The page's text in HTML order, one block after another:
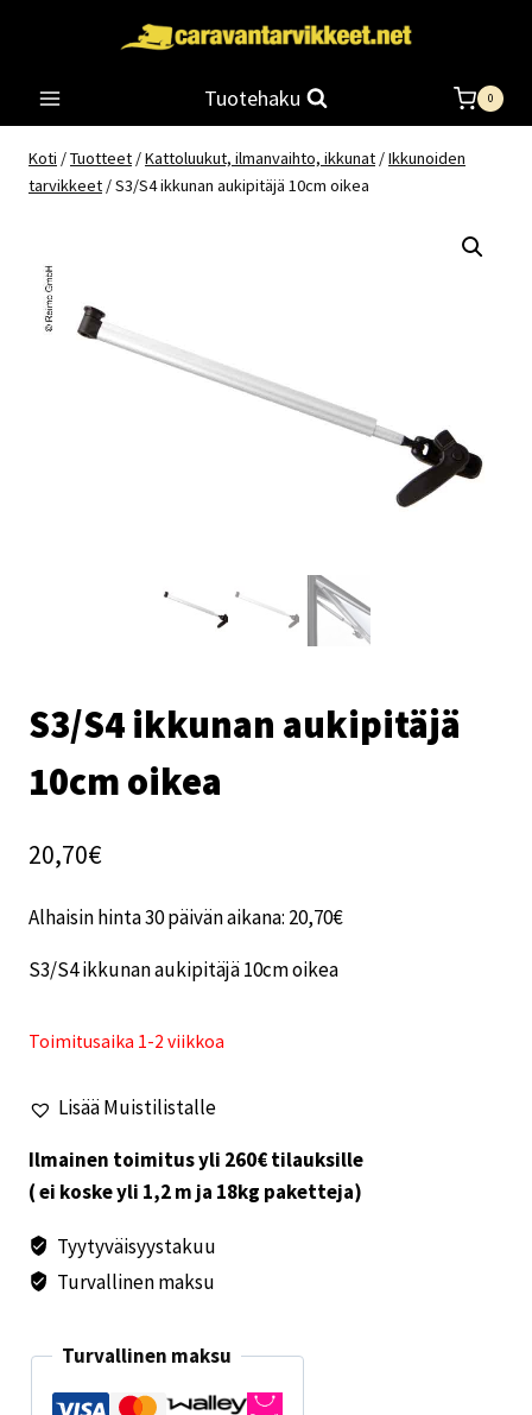
Tuotehaku 0
Koti /Tuotteet /Kattoluukut, ilmanvaihto, ikkunat /Ikkunoiden
tarvikkeet /S3/S4 ikkunan aukipitäjä 10cm oikea
S3/S4 ikkunan aukipitäjä
10cm oikea
20,70€
Alhaisin hinta 30 päivän aikana: 20,70€
S3/S4 ikkunan aukipitäjä 10cm oikea
Toimitusaika 1-2 viikkoa
Lisää Muistilistalle
Ilmainen toimitus yli 260€ tilauksille
( ei koske yli 1,2 m ja 18kg paketteja)
Tyytyväisyystakuu
Turvallinen maksu
Turvallinen maksu